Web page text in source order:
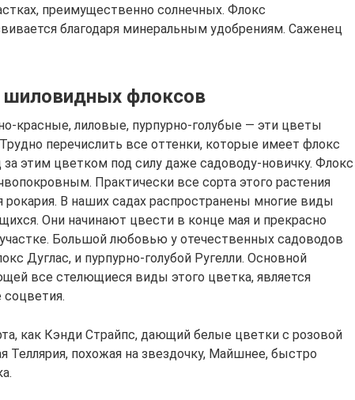
преимущественно солнечных. Флокс
благодаря минеральным удобрениям. Саженец
флоксов
красные, лиловые, пурпурно-голубые — эти цветы
перечислить все оттенки, которые имеет флокс
этим цветком под силу даже садоводу-новичку. Флокс
Практически все сорта этого растения
рокария. В наших садах распространены многие виды
Они начинают цвести в конце мая и прекрасно
Большой любовью у отечественных садоводов
Дуглас, и пурпурно-голубой Ругелли. Основной
все стелющиеся виды этого цветка, является
как Кэнди Страйпс, дающий белые цветки с розовой
Теллярия, похожая на звездочку, Майшнее, быстро